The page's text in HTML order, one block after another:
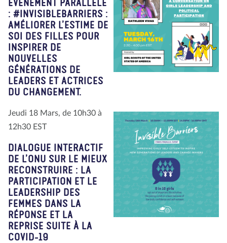
EVÈNEMENT PARALLÈLE
: #INVISIBLEBARRIERS :
AMÉLIORER L’ESTIME DE
SOI DES FILLES POUR
INSPIRER DE
NOUVELLES
GÉNÉRATIONS DE
LEADERS ET ACTRICES
DU CHANGEMENT.
Jeudi 18 Mars, de 10h30 à
12h30 EST
DIALOGUE INTERACTIF
DE L’ONU SUR LE MIEUX
RECONSTRUIRE : LA
PARTICIPATION ET LE
LEADERSHIP DES
FEMMES DANS LA
RÉPONSE ET LA
REPRISE SUITE À LA
COVID-19